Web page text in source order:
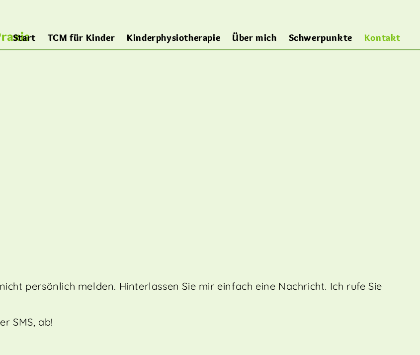
Start TCM für Kinder Kinderphysiotherapie Über mich Schwerpunkte Kontakt
persönlich melden. Hinterlassen Sie mir einfach eine Nachricht. Ich rufe Sie
SMS, ab!